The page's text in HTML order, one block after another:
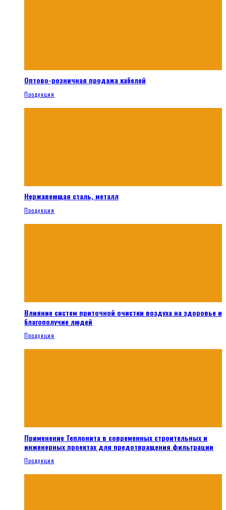
Оптово-розничная продажа кабелей
Продукция
Нержавеющая сталь, металл
Продукция
Влияние систем приточной очистки воздуха на здоровье и
благополучие людей
Продукция
Применение Теплонита в современных строительных и
инженерных проектах для предотвращения фильтрации
Продукция